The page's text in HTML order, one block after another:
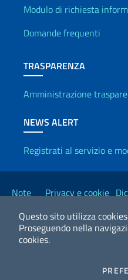
Questo sito utilizza
Proseguendo nella
cookies.
Info utili
Modulo di richiesta
Domande frequenti
TRASPARENZA
Amministrazione
NEWS ALERT
Registrati al servizio e
Link Utili
Note
Privacy e cookie